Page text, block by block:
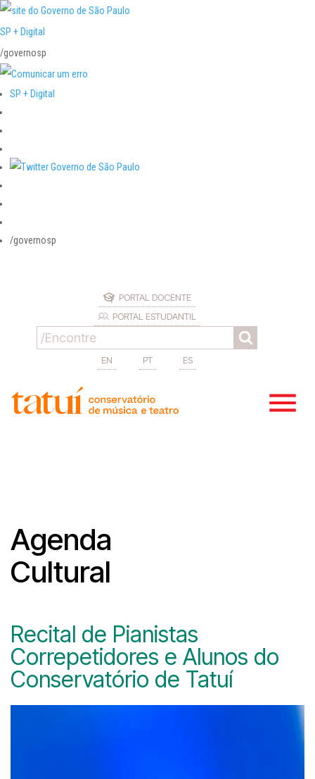
SP + Digital
/governosp
SP + Digital
/governosp
PORTAL DOCENTE
PORTAL ESTUDANTIL
EN PT ES
Agenda
Cultural
Recital de Pianistas
Correpetidores e Alunos do
Conservatório de Tatuí